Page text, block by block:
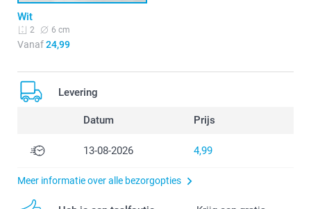
Wit
2 6 cm
Vanaf24,99
Levering
Datum Prijs
13-08-2026 4,99
Meer informatie over alle bezorgopties